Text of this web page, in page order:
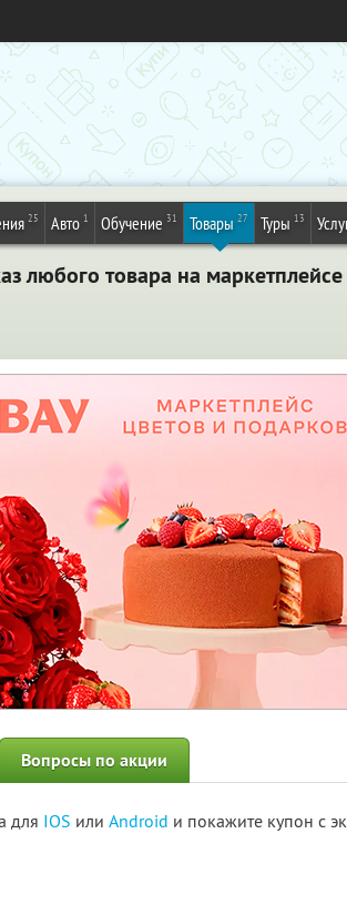
25 Авто 1 Обучение 31 Товары 27 Туры 13
любого товара на
Вопросы по акции
для IOS или Android и покажите купон с